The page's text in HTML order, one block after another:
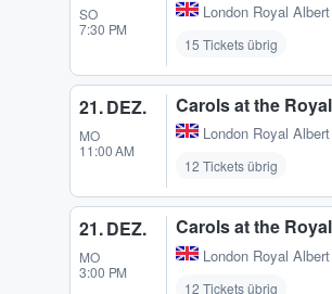
SO
7:30 PM
London Royal
15 Tickets übrig
21. DEZ.
MO
11:00 AM
Carols at the
London Royal
12 Tickets übrig
21. DEZ.
MO
3:00 PM
Carols at the
London Royal
12 Tickets übrig